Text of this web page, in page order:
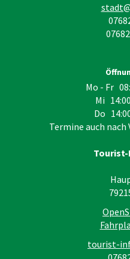
Mo - Fr
Mi
Do
Termine auch
tourist-